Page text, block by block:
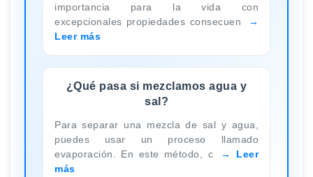
importancia para la vida con
excepcionales propiedades consecuen
Leer más
¿Qué pasa si mezclamos agua y
sal?
Para separar una mezcla de sal y agua,
puedes usar un proceso llamado
evaporación. En este método, c
Leer
más